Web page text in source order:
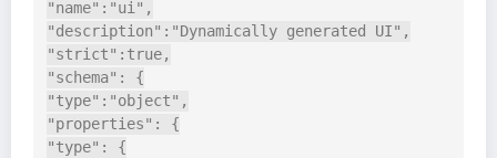
"name":"ui",
"description":"Dynamically generated UI",
"strict":true,
"schema": {
"type":"object",
"properties": {
"type": {